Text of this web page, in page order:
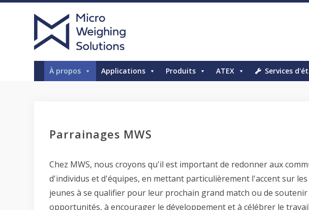
À propos Applications Produits ATEX Services
Parrainages MWS
Chez MWS, nous croyons qu'il est important de redonner aux
d'individus et d'équipes, en mettant particulièrement l'accent sur
jeunes à se qualifier pour leur prochain grand match ou de
opportunités, à encourager le développement et à célébrer le